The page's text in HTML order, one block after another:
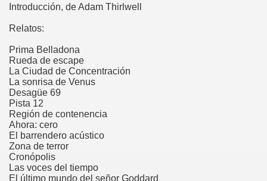
Introducción, de Adam Thirlwell
Relatos:
Prima Belladona
Rueda de escape
La Ciudad de Concentración
La sonrisa de Venus
Desagüe 69
Pista 12
Región de contenencia
Ahora: cero
El barrendero acústico
Zona de terror
Cronópolis
Las voces del tiempo
El último mundo del señor Goddard